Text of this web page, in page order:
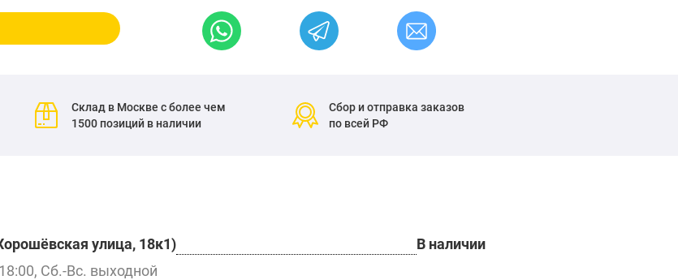
Склад в Москве с более чем
1500 позиций в наличии
Сбор и отправка заказов
по всей РФ
улица, 18к1)
В наличии
Сб.-Вс. выходной